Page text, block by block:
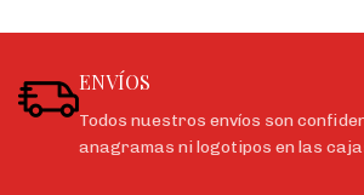
ENVÍOS
Todos nuestros envíos son
anagramas ni logotipos en las